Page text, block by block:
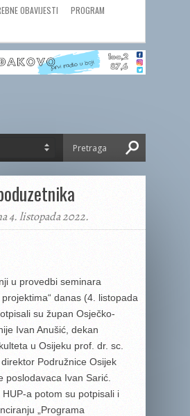
OBAVIJESTI
PROGRAM
4. listopada 2022.
u provedbi seminara
projektima“ danas (4. listopada
su župan Osječko-
Ivan Anušić, dekan
u Osijeku prof. dr. sc.
Podružnice Osijek
poslodavaca Ivan Sarić.
a potom su potpisali i
„Programa